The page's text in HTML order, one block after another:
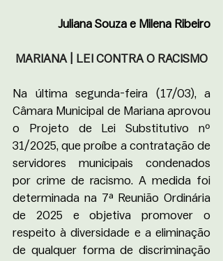
Juliana Souza e Milena Ribeiro
MARIANA | LEI CONTRA O RACISMO
Na última segunda-feira (17/03), a
Câmara Municipal de Mariana aprovou
o Projeto de Lei Substitutivo nº
31/2025, que proíbe a contratação de
servidores municipais condenados
por crime de racismo. A medida foi
determinada na 7ª Reunião Ordinária
de 2025 e objetiva promover o
respeito à diversidade e a eliminação
de qualquer forma de discriminação